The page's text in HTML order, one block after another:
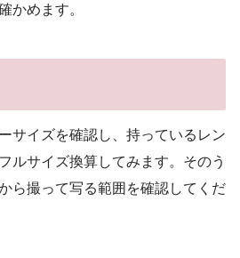
かめます。
サイズを確認し、持っているレン
ルサイズ換算してみます。そのう
ら撮って写る範囲を確認してくだ